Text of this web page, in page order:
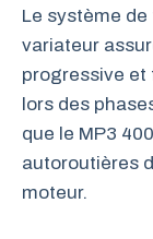
Le système
variateur
progressive et
lors des
que le MP3
autoroutières
moteur.